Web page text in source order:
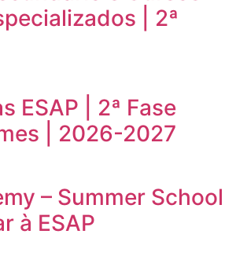
| 2ª
ESAP | 2ª Fase
| 2026-2027
– Summer School
à ESAP